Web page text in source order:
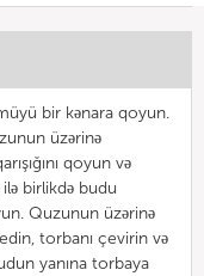
bir kənara qoyun.
üzərinə
qoyun və
birlikdə budu
Quzunun üzərinə
torbanı çevirin və
yanına torbaya